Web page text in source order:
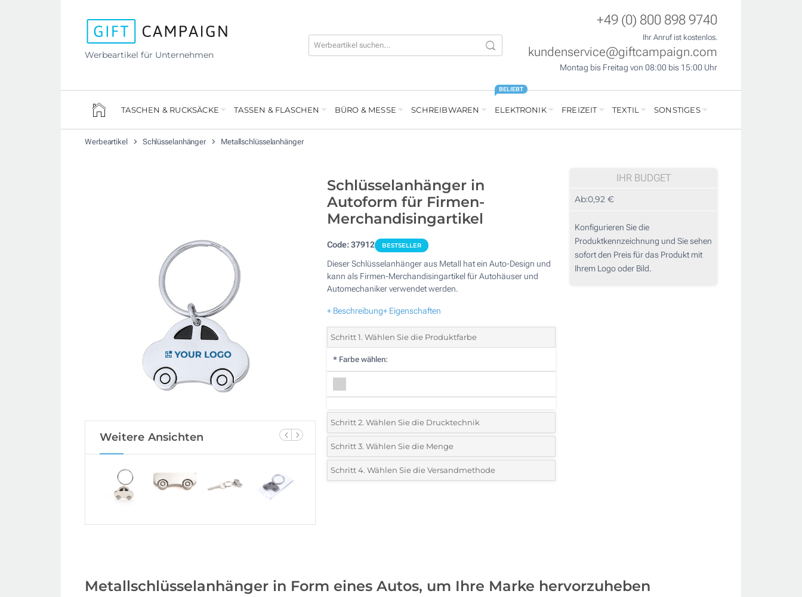
Werbeartikel für Unternehmen
+49 (0) 800 898 9740
Ihr Anruf ist kostenlos.
kundenservice@giftcampaign.com
Montag bis Freitag von 08:00 bis 15:00 Uhr
TASCHEN & RUCKSÄCKE TASSEN & FLASCHEN BÜRO & MESSE SCHREIBWAREN ELEKTRONIK
BELIEBT
FREIZEIT TEXTIL SONSTIGES
Werbeartikel Schlüsselanhänger Metallschlüsselanhänger
Weitere Ansichten
Schlüsselanhänger in
Autoform für Firmen-
Merchandisingartikel
Code:37912 BESTSELLER
Dieser Schlüsselanhänger aus Metall hat ein Auto-Design und
kann als Firmen-Merchandisingartikel für Autohäuser und
Automechaniker verwendet werden.
+ Beschreibung+ Eigenschaften
Schritt 1. Wählen Sie die Produktfarbe
* Farbe wählen:
Schritt 2. Wählen Sie die Drucktechnik
*Wählen Sie die Druck- und Farbtechniken für Ihr Logo:
1 Farbig (Auf einer Seite)
Schritt 3. Wählen Sie die Menge
*Bitte wählen Sie Ihre gewünschte Menge
1200
Schritt 4. Wählen Sie die Versandmethode
IHR BUDGET
Ab:0,92 €
Konfigurieren Sie die
Produktkennzeichnung und Sie sehen
sofort den Preis für das Produkt mit
Ihrem Logo oder Bild.
Metallschlüsselanhänger in Form eines Autos, um Ihre Marke hervorzuheben